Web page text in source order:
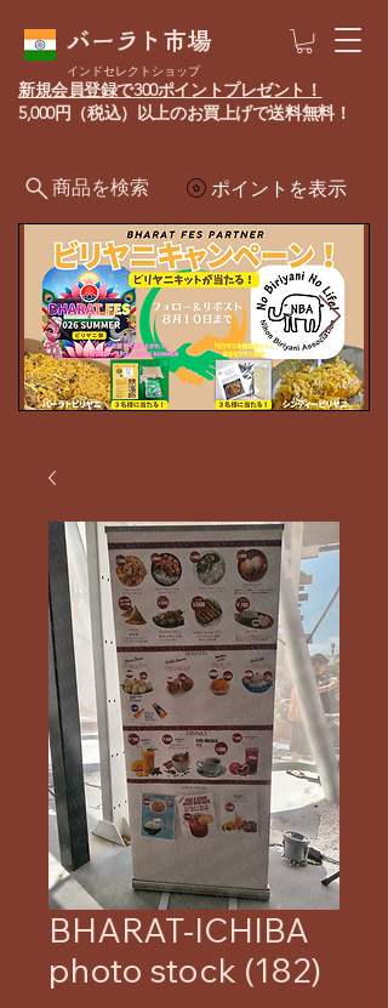
バーラト市場
ポイントを表示
新規会員登録で300ポイントプレゼント！
5,000円（税込）以上のお買上げで送料無料！
インドセレクトショップ
商品を検索
BHARAT-ICHIBA
photo stock (182)